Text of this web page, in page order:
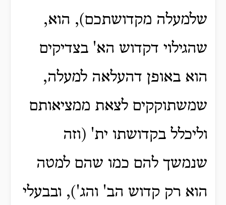
שלמעלה מקדושתכם), הוא,
שהגילוי דקדוש הא' בצדיקים
הוא באופן דהעלאה למעלה,
שמשתוקקים לצאת ממציאותם
וליכלל בקדושתו ית' (וזה
שנמשך להם כמו שהם למטה
הוא רק קדוש הב' והג'), ובבעלי